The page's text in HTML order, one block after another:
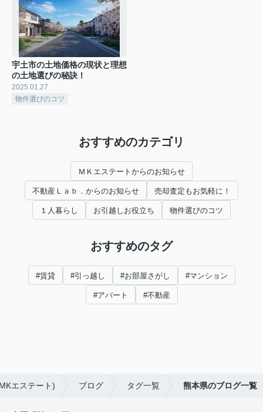
宇土市の土地価格の現状と理想
の土地選びの秘訣！
2025.01.27
物件選びのコツ
おすすめのカテゴリ
ＭＫエステートからのお知らせ
不動産Ｌａｂ．からのお知らせ 売却査定もお気軽に！
１人暮らし お引越しお役立ち 物件選びのコツ
おすすめのタグ
#賃貸 #引っ越し #お部屋さがし #マンション
#アパート #不動産
エステート) ブログ タグ一覧 熊本県のブログ一覧